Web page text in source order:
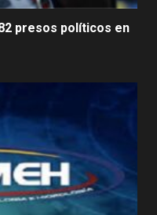
presos políticos en